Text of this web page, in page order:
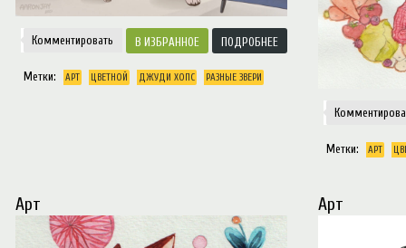
Комментировать ИЗБРАННОЕ ПОДРОБНЕЕ
Метки: АРТ ЦВЕТНОЙ ДЖУДИ ХОПС РАЗНЫЕ ЗВЕРИ
Метки: АРТ
Арт Арт